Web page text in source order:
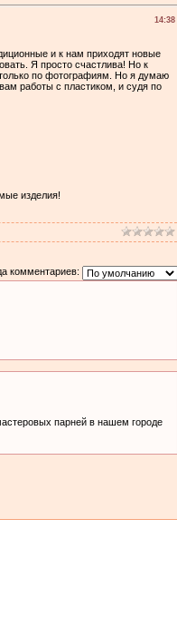
14:38
и к нам приходят новые
Я просто счастлива! Но к
по фотографиям. Но я думаю
работы с пластиком, и судя по
изделия!
комментариев:
парней в нашем городе